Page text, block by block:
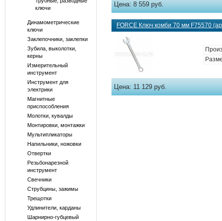
ключи
Динамометрические
ключи
Заклепочники, заклепки
Зубила, выколотки,
керны
Измерительный
инструмент
Инструмент для
электрики
Магнитные
приспособления
Молотки, кувалды
Монтировки, монтажки
Мультипликаторы
Напильники, ножовки
Отвертки
Резьбонарезной
инструмент
Свечники
Струбцины, зажимы
Трещотки
Удлинители, карданы
Шарнирно-губцевый
Цена:8 559 руб.
FORCE Ключ комби 70 мм F75570
Цена:11 129 руб.